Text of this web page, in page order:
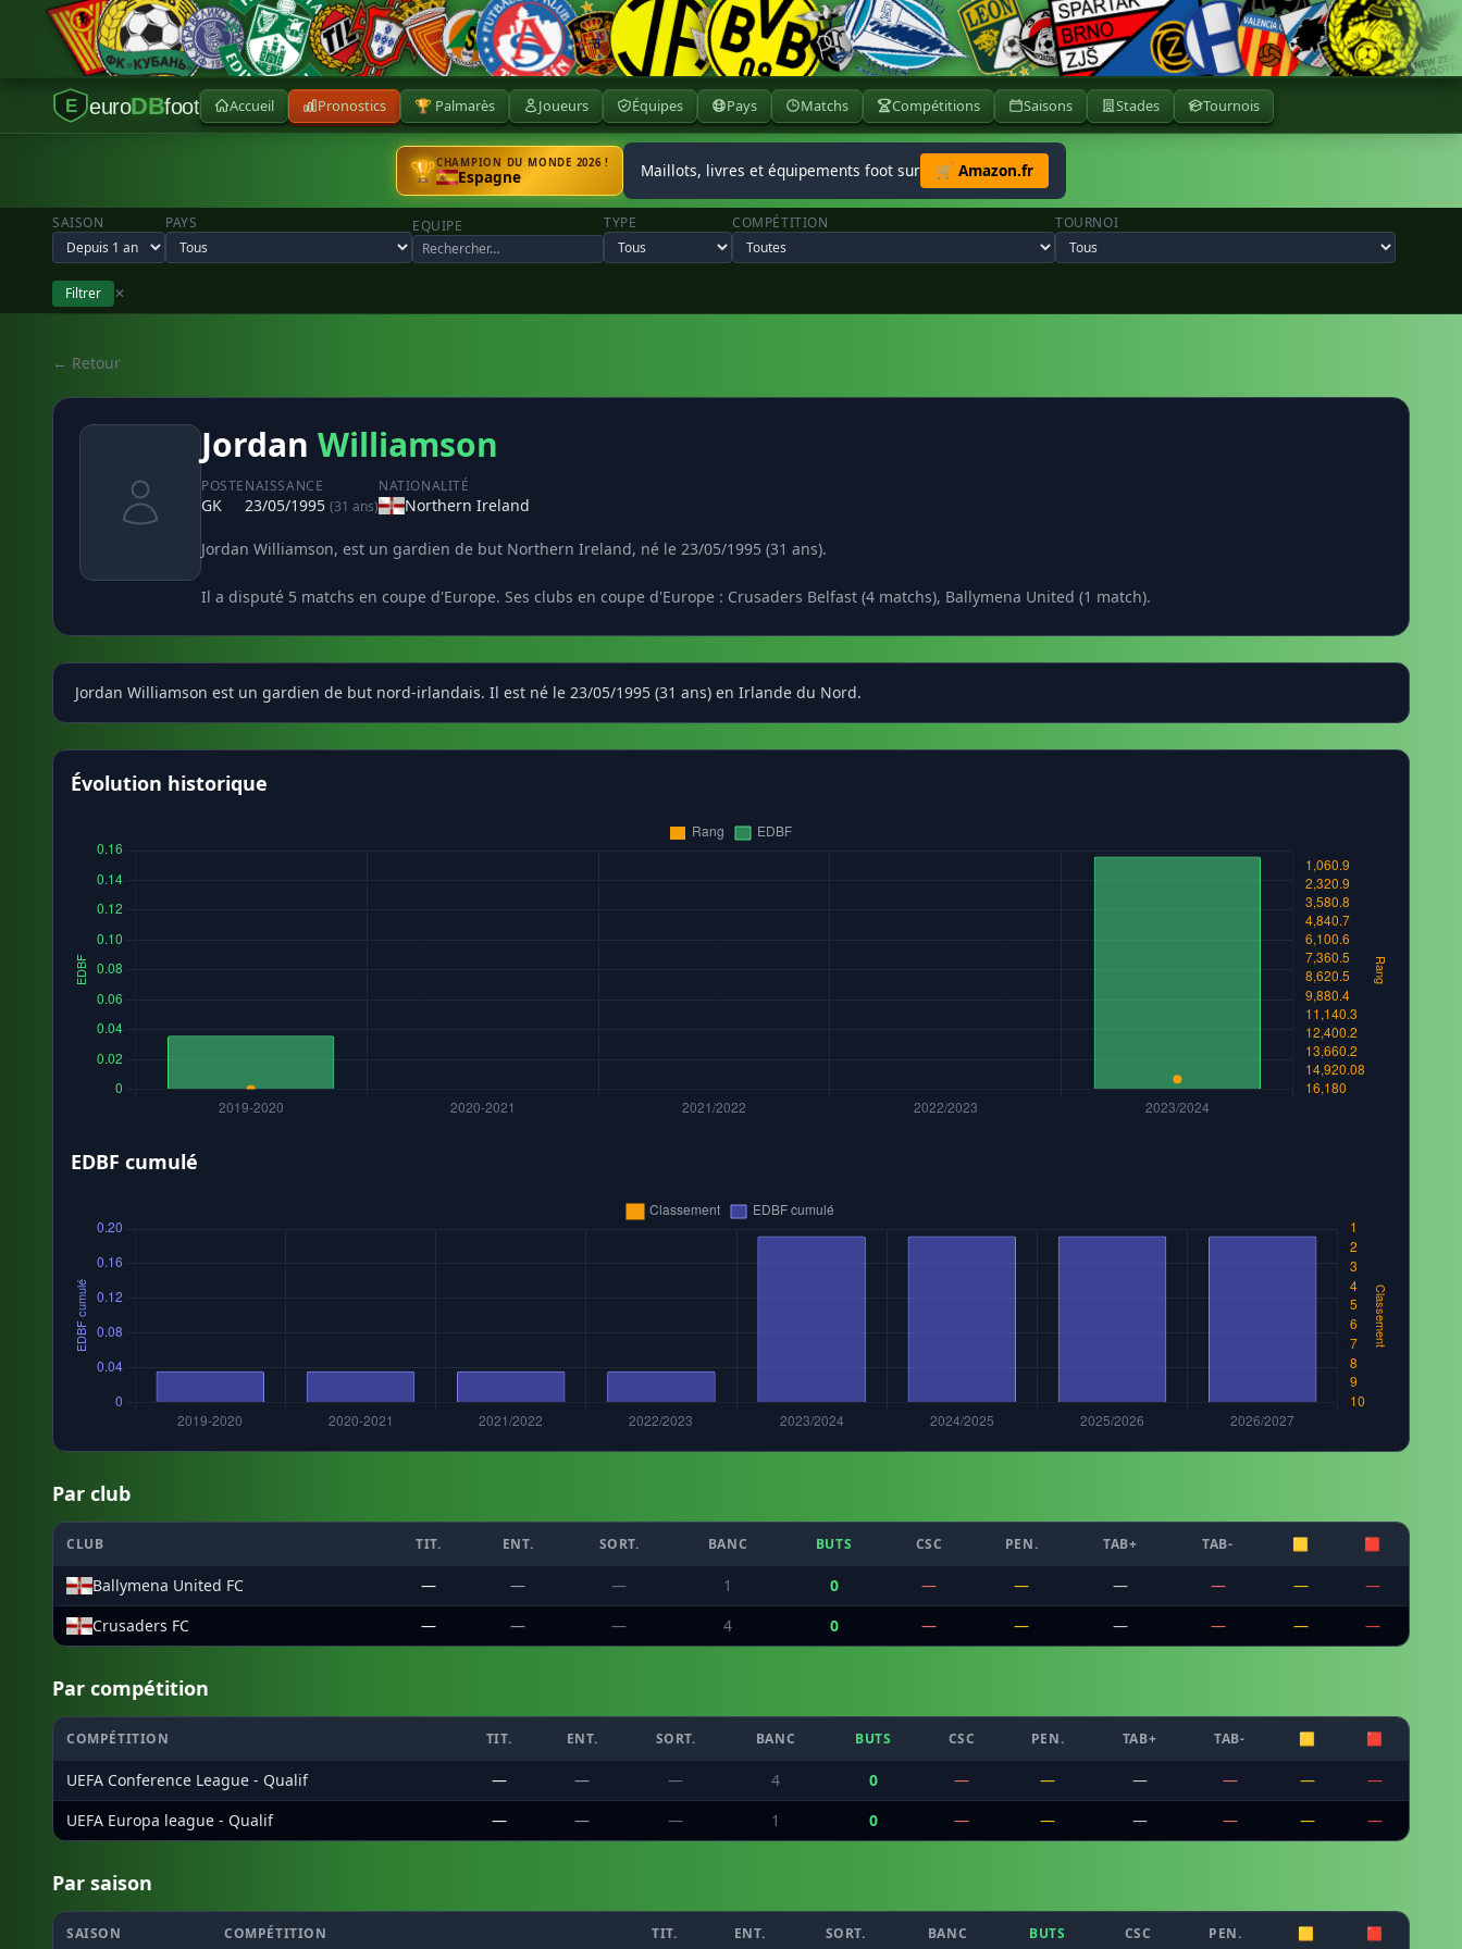
E euroDBfoot Accueil Pronostics 🏆 Palmarès Joueurs Équipes Pays Matchs Compétitions Saisons Stades Tournois
🏆CHAMPION DU MONDE 2026 !
Espagne Maillots, livres et équipements foot sur 🛒 Amazon.fr
SAISON PAYS EQUIPE TYPE COMPÉTITION TOURNOI
Filtrer ✕
← Retour
Jordan Williamson
POSTE
GK
NAISSANCE
23/05/1995 (31 ans)
NATIONALITÉ
Northern Ireland
Jordan Williamson, est un gardien de but Northern Ireland, né le 23/05/1995 (31 ans).
Il a disputé 5 matchs en coupe d'Europe. Ses clubs en coupe d'Europe : Crusaders Belfast (4 matchs), Ballymena United (1 match).
Jordan Williamson est un gardien de but nord-irlandais. Il est né le 23/05/1995 (31 ans) en Irlande du Nord.
Évolution historique
EDBF cumulé
Par club
CLUB TIT. ENT. SORT. BANC BUTS CSC PEN. TAB+ TAB- 🟨 🟥
Ballymena United FC — — — 1 0 — — — — —
—
Crusaders FC
— — — 4 0 — — — — — —
Par compétition
COMPÉTITION TIT. ENT. SORT. BANC BUTS CSC PEN. TAB+ TAB- 🟨 🟥
UEFA Conference League - Qualif — — — 4 0 — — — — —
—
UEFA Europa league - Qualif
— — — 1 0 — — — — — —
Par saison
SAISON COMPÉTITION TIT. ENT. SORT. BANC BUTS CSC PEN. 🟨 🟥